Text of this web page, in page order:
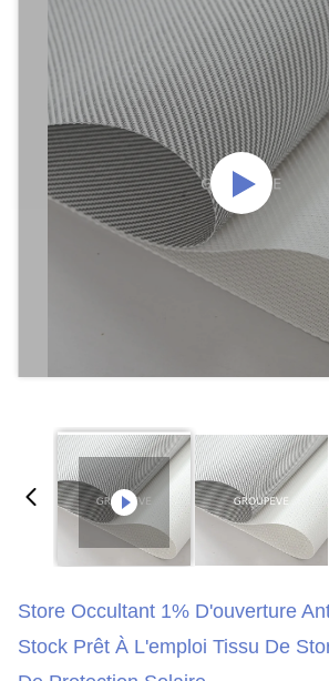
Store Occultant 1% D'ouverture
Stock Prêt À L'emploi Tissu De